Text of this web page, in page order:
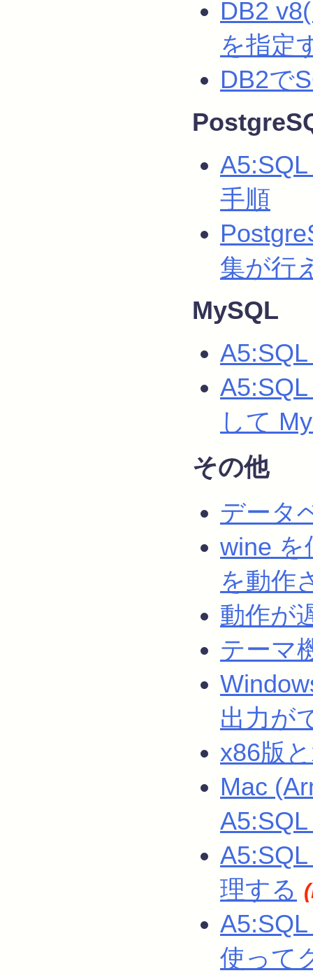
DB2
を指定
DB2で
手順
集が行
MySQL
して
その他
データ
wine を
を動作
動作が
テーマ
出力が
x86版
Mac
理する
使って